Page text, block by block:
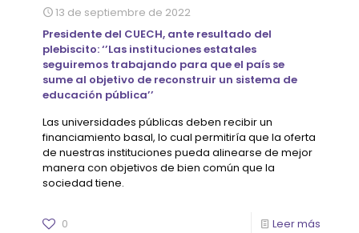
13 de septiembre de 2022
Presidente del CUECH, ante resultado del
plebiscito: ‘’Las instituciones estatales
seguiremos trabajando para que el país se
sume al objetivo de reconstruir un sistema de
educación pública’’
Las universidades públicas deben recibir un
financiamiento basal, lo cual permitiría que la oferta
de nuestras instituciones pueda alinearse de mejor
manera con objetivos de bien común que la
sociedad tiene.
0 Leer más